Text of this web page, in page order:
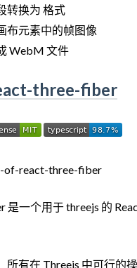
转换为 格式
布元素中的帧图像
WebM 文件
three-fiber
是一个用于 threejs 的
所有在 Threejs 中可行的